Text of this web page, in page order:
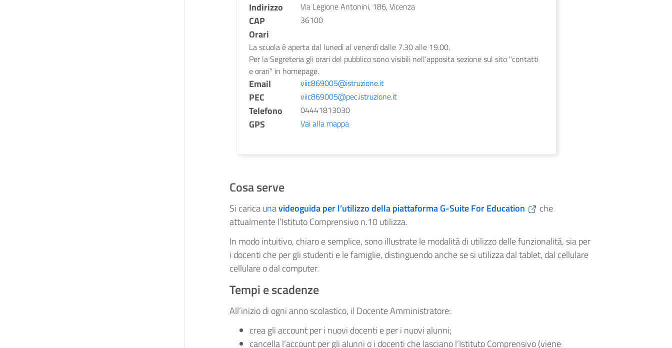
Indirizzo
Via Legione Antonini, 186, Vicenza
CAP 36100
Orari
La scuola è aperta dal lunedì al venerdì dalle 7.30 alle 19.00.
Per la Segreteria gli orari del pubblico sono visibili nell'apposita sezione sul sito "contatti
e orari" in homepage.
Email viic869005@istruzione.it
PEC viic869005@pec.istruzione.it
Telefono 04441813030
GPS Vai alla mappa
Cosa serve
Si caricaunavideoguida per l’utilizzo della piattaforma G-Suite For Education
che
attualmente l’Istituto Comprensivo n.10 utilizza.
In modo intuitivo, chiaro e semplice, sono illustrate le modalità di utilizzo delle funzionalità, sia per
i docenti che per gli studenti e le famiglie, distinguendo anche se si utilizza dal tablet, dal cellulare
cellulare o dal computer.
Tempi e scadenze
All’inizio di ogni anno scolastico, il Docente Amministratore:
crea gli account per i nuovi docenti e per i nuovi alunni;
cancella l’account per gli alunni o i docenti che lasciano l’Istituto Comprensivo (viene